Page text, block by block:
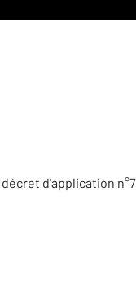
d'application